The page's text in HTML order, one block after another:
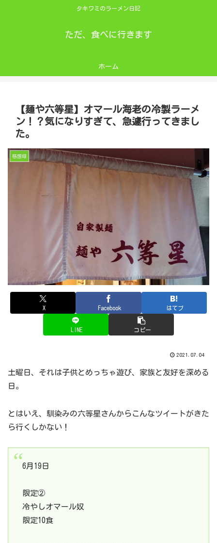
タキワミのラーメン日記
ただ、食べに行きます
ホーム
【麺や六等星】オマール海老の冷製ラーメ
ン！？気になりすぎて、急遽行ってきまし
た。
感想録
X Facebook はてブ
LINE コピー
2021.07.04
土曜日、それは子供とめっちゃ遊び、家族と友好を深める
日。
とはいえ、馴染みの六等星さんからこんなツイートがきた
ら行くしかない！
6月19日
限定②
冷やしオマール奴
限定10食